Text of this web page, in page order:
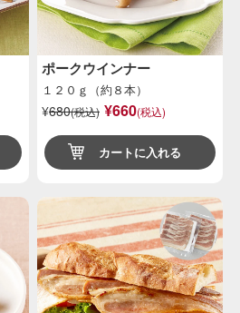
ポークウインナー
１２０ｇ（約８本）
¥680(税込) ¥660(税込)
カートに入れる